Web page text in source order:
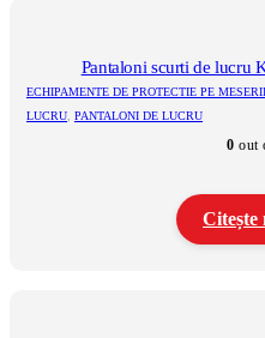
variații.
Opțiunile
pot
Pantaloni scurti de lucru
ECHIPAMENTE DE PROTECTIE PE MESERII
LUCRU, PANTALONI DE LUCRU
0 out
Citește